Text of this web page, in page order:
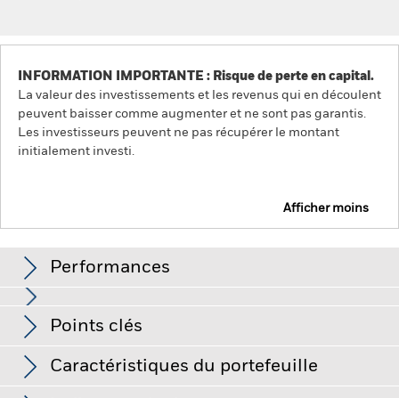
INFORMATION IMPORTANTE : Risque de perte en capital.
La valeur des investissements et les revenus qui en découlent
peuvent baisser comme augmenter et ne sont pas garantis.
Les investisseurs peuvent ne pas récupérer le montant
initialement investi.
Afficher moins
Performances
Voir le graphique complet
Le risque d'investissement est concentré sur des secteurs,
pays, devises ou sociétés spécifiques. Cela signifie que le
Fonds est plus sensible aux événements locaux, que ces
derniers relèvent de l’économie, du marché, de la politique, du
développement durable ou du cadre réglementaire.La valeur
Points clés
Net Assets of Fund
Caractéristiques du portefeuille